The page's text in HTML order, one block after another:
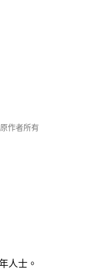
作者所有
人士。